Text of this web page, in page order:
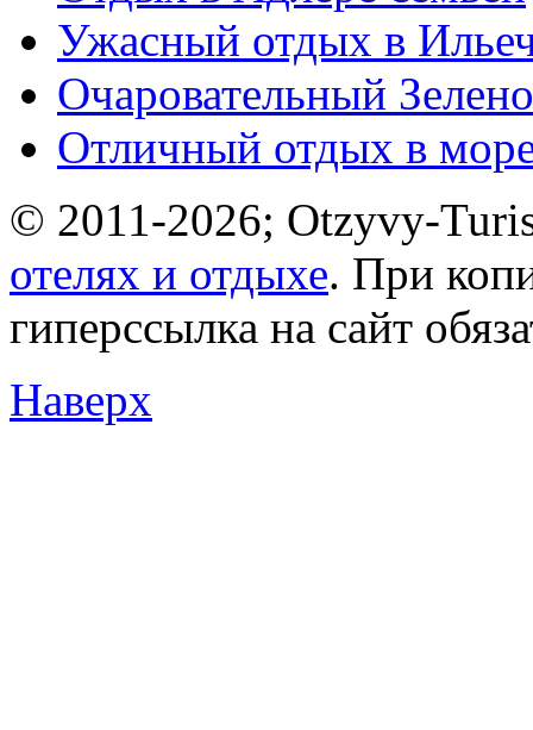
Ужасный отдых в
Очаровательный
Отличный отдых в
© 2011-2026; Otzyvy-
отелях и отдыхе. При
гиперссылка на сайт
Наверх